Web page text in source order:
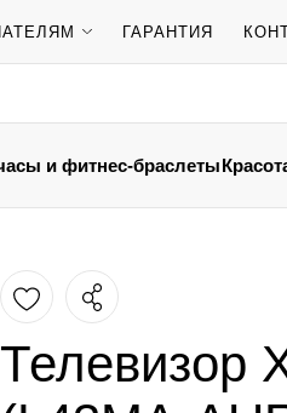
ГАРАНТИЯ
и фитнес-браслеты
Телевизор